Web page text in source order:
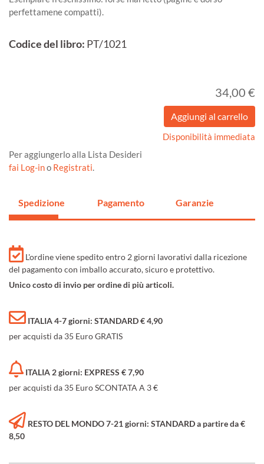
perfettamene compatti).
Codice del libro: PT/1021
34,00 €
Disponibilità immediata
Per aggiungerlo alla Lista Desideri
fai Log-ino Registrati.
Spedizione Pagamento Garanzie
L'ordine viene spedito entro 2 giorni lavorativi dalla ricezione
del pagamento con imballo accurato, sicuro e protettivo.
Unico costo di invio per ordine di più articoli.
ITALIA 4-7 giorni: STANDARD € 4,90
per acquisti da 35 Euro GRATIS
ITALIA 2 giorni: EXPRESS € 7,90
per acquisti da 35 Euro SCONTATA A 3 €
RESTO DEL MONDO 7-21 giorni: STANDARD a partire da €
8,50